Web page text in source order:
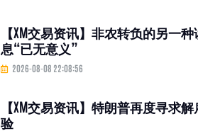
【XM交易资讯】非农转负的另一
息“已无意义”
2026-08-08 22:08:56
【XM交易资讯】特朗普再度寻求
验